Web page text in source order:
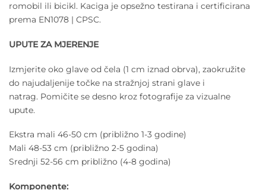
romobil ili bicikl. Kaciga je opsežno testirana i certificirana
prema EN1078 | CPSC.
UPUTE ZA MJERENJE
Izmjerite oko glave od čela (1 cm iznad obrva), zaokružite
do najudaljenije točke na stražnjoj strani glave i
natrag. Pomičite se desno kroz fotografije za vizualne
upute.
Ekstra mali 46-50 cm (približno 1-3 godine)
Mali 48-53 cm (približno 2-5 godina)
Srednji 52-56 cm približno (4-8 godina)
Komponente: